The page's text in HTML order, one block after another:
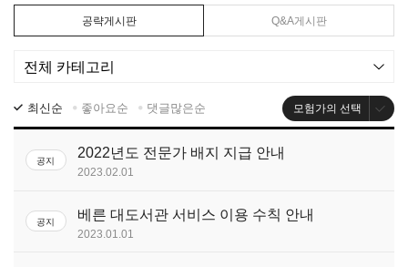
공략게시판 Q&A게시판
최신순 좋아요순 댓글많은순 모험가의 선택
공지 2022년도 전문가 배지 지급 안내
2023.02.01
공지 베른 대도서관 서비스 이용 수칙 안내
2023.01.01